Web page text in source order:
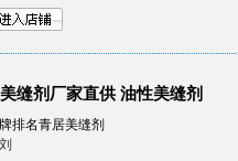
缝剂厂家直供 油性美缝剂
排名青居美缝剂